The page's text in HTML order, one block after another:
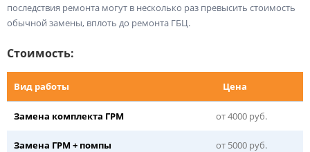
последствия ремонта могут в несколько раз превысить стоимость
обычной замены, вплоть до ремонта ГБЦ.
Стоимость:
Вид работы Цена
Замена комплекта ГРМ от 4000 руб.
Замена ГРМ + помпы от 5000 руб.